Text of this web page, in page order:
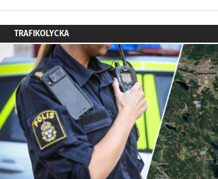
TRAFIKOLYCKA